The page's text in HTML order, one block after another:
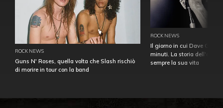
ROCK NEWS
Guns N' Roses, quella volta che Slash rischiò
di morire in tour con la band
ROCK NEWS
Il giorno in cui Dave
minuti. La storia
sempre la sua vita